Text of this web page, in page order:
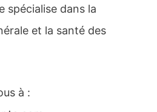
spécialise dans la
et la santé des
à :